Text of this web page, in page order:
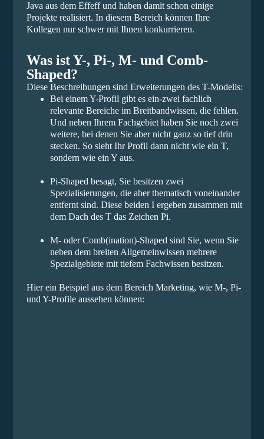
Java aus dem Effeff und haben damit schon einige
Projekte realisiert. In diesem Bereich können Ihre
Kollegen nur schwer mit Ihnen konkurrieren.
Was ist Y-, Pi-, M- und Comb-
Shaped?
Diese Beschreibungen sind Erweiterungen des T-Modells:
Bei einem Y-Profil gibt es ein-zwei fachlich
relevante Bereiche im Breitbandwissen, die fehlen.
Und neben Ihrem Fachgebiet haben Sie noch zwei
weitere, bei denen Sie aber nicht ganz so tief drin
stecken. So sieht Ihr Profil dann nicht wie ein T,
sondern wie ein Y aus.
Pi-Shaped besagt, Sie besitzen zwei
Spezialisierungen, die aber thematisch voneinander
entfernt sind. Diese beiden I ergeben zusammen mit
dem Dach des T das Zeichen Pi.
M- oder Comb(ination)-Shaped sind Sie, wenn Sie
neben dem breiten Allgemeinwissen mehrere
Spezialgebiete mit tiefem Fachwissen besitzen.
Hier ein Beispiel aus dem Bereich Marketing, wie M-, Pi-
und Y-Profile aussehen können: